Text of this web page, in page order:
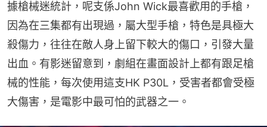
據槍械迷統計，呢支係John Wick最喜歡用的手槍，
因為在三集都有出現過，屬大型手槍，特色是具極大
殺傷力，往往在敵人身上留下較大的傷口，引發大量
出血。有影迷留意到，劇組在畫面設計上都有跟足槍
械的性能，每次使用這支HK P30L，受害者都會受極
大傷害，是電影中最可怕的武器之一。